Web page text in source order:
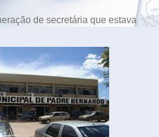
de secretária que estava